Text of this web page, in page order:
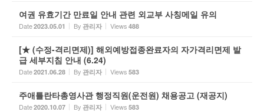
여권 유효기간 만료일 안내 관련 외교부 사칭메일 유의
Date2023.05.01 By 관리자 Views 488
[★ (수정-격리면제)] 해외예방접종완료자의 자가격리면제 발
급 세부지침 안내 (6.24)
Date2021.06.28 By 관리자 Views 583
주애틀란타총영사관 행정직원(운전원) 채용공고 (재공지)
Date2020.10.07 By 관리자 Views 583